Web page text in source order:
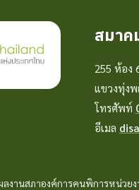
สมาค
255 ห้อง
แขวงทุ่งพ
โทรศัพท์
อีเมล
ลงานสภาองค์การคนพิการหน่วยง